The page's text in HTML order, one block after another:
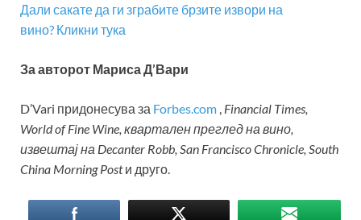
Дали сакате да ги зграбите брзите извори на
вино? Кликни тука
За авторот Мариса Д’Вари
D’Vari придонесува за Forbes.com Financial Times,
World of Fine Wine, квартален преглед на вино,
извештај на Decanter Robb, San Francisco Chronicle, South
China Morning Postи друго.